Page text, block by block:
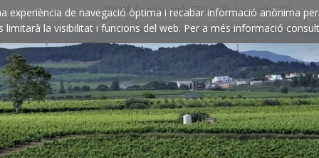
de navegació òptima i recabar informació anònima
la visibilitat i funcions del web. Per a més informació
ZOOM: Amplieu amb CTRL+ / Reduïu amb CTRL-